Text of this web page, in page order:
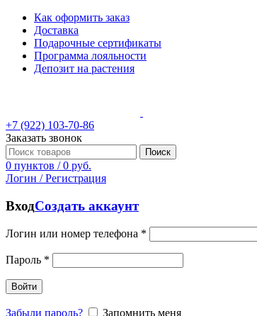
Как оформить заказ
Доставка
Подарочные сертификаты
Программа лояльности
Депозит на растения
+7 (922) 103-70-86
Заказать звонок
Поиск
0 пунктов / 0 руб.
Логин / Регистрация
ВходСоздать аккаунт
Логин или номер телефона *
Пароль *
Войти
Забыли пароль?
Запомнить меня